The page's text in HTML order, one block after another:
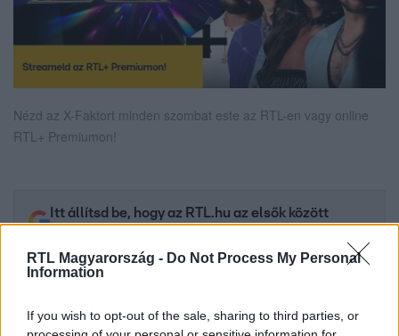
RTL Magyarország - Do Not Process My Personal
Information
If you wish to opt-out of the sale, sharing to third parties, or
Nézd az X-Faktort minden szombat este az RTL-en vagy online
RTL+ Premiumon!
Itt állítsd be, hogy az RTL.hu az elsők között
legyen a Google-találatokban!